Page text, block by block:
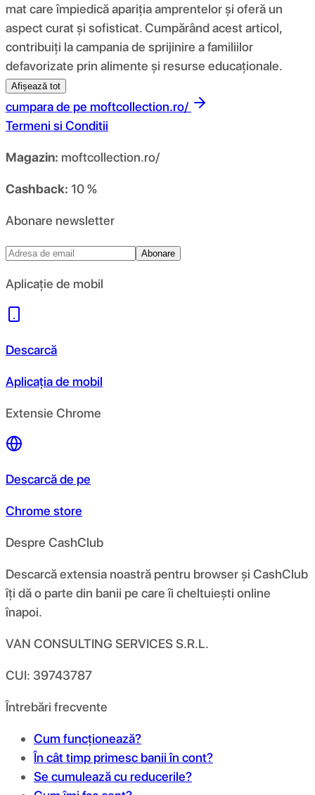
mat care împiedică apariția amprentelor și oferă un
aspect curat și sofisticat. Cumpărând acest articol,
contribuiți la campania de sprijinire a familiilor
defavorizate prin alimente și resurse educaționale.
Afișează tot
cumpara de pe moftcollection.ro/
Termeni si Conditii
Magazin: moftcollection.ro/
Cashback: 10 %
Abonare newsletter
Abonare
Aplicație de mobil
Descarcă
Aplicația de mobil
Extensie Chrome
Descarcă de pe
Chrome store
Despre CashClub
Descarcă extensia noastră pentru browser și CashClub
îți dă o parte din banii pe care îi cheltuiești online
înapoi.
VAN CONSULTING SERVICES S.R.L.
CUI: 39743787
Întrebări frecvente
Cum funcționează?
În cât timp primesc banii în cont?
Se cumulează cu reducerile?